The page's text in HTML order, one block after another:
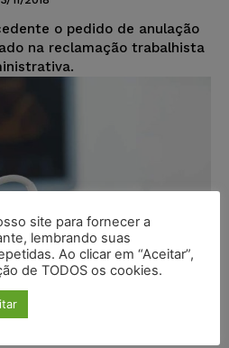
o pedido de anulação
na reclamação trabalhista
site para fornecer a
lembrando suas
Ao clicar em “Aceitar”,
de TODOS os cookies.